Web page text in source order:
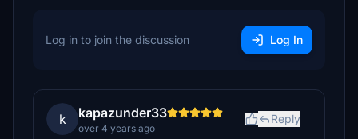
Log in to join the discussion Log In
k kapazunder33
over 4 years ago
Reply